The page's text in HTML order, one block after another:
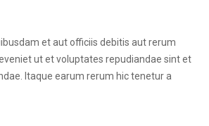
et aut officiis debitis aut rerum
ut et voluptates repudiandae sint et
Itaque earum rerum hic tenetur a